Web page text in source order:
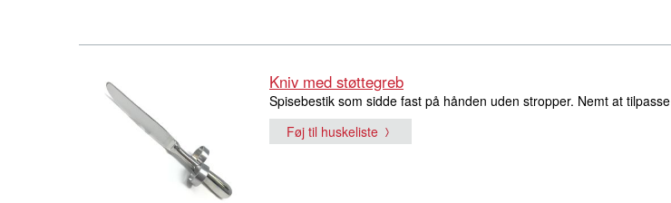
Kniv med støttegreb
Spisebestik som sidde fast på hånden uden stropper. Nemt at tilpasse
Føj til huskeliste